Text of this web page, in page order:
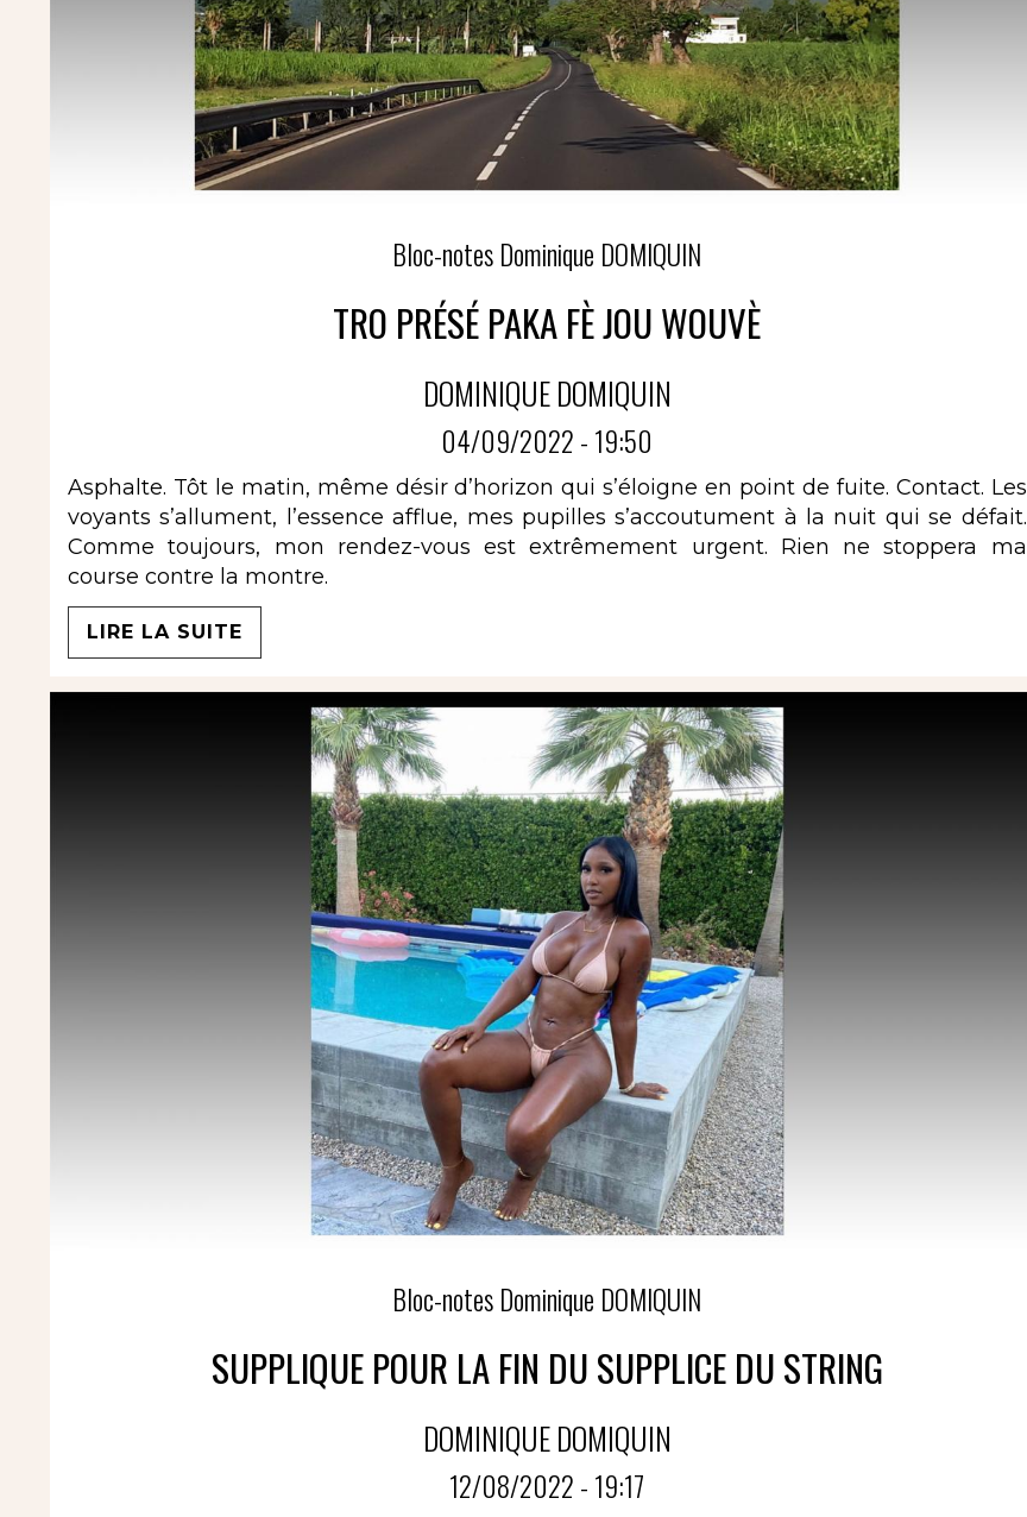
Bloc-notes Dominique DOMIQUIN
TRO PRÉSÉ PAKA FÈ JOU WOUVÈ
DOMINIQUE DOMIQUIN
04/09/2022 - 19:50
Asphalte. Tôt le matin, même désir d’horizon qui s’éloigne en point de fuite. Contact. Les
voyants s’allument, l’essence afflue, mes pupilles s’accoutument à la nuit qui se défait.
Comme toujours, mon rendez-vous est extrêmement urgent. Rien ne stoppera ma
course contre la montre.
LIRE LA SUITE
Bloc-notes Dominique DOMIQUIN
SUPPLIQUE POUR LA FIN DU SUPPLICE DU STRING
DOMINIQUE DOMIQUIN
12/08/2022 - 19:17